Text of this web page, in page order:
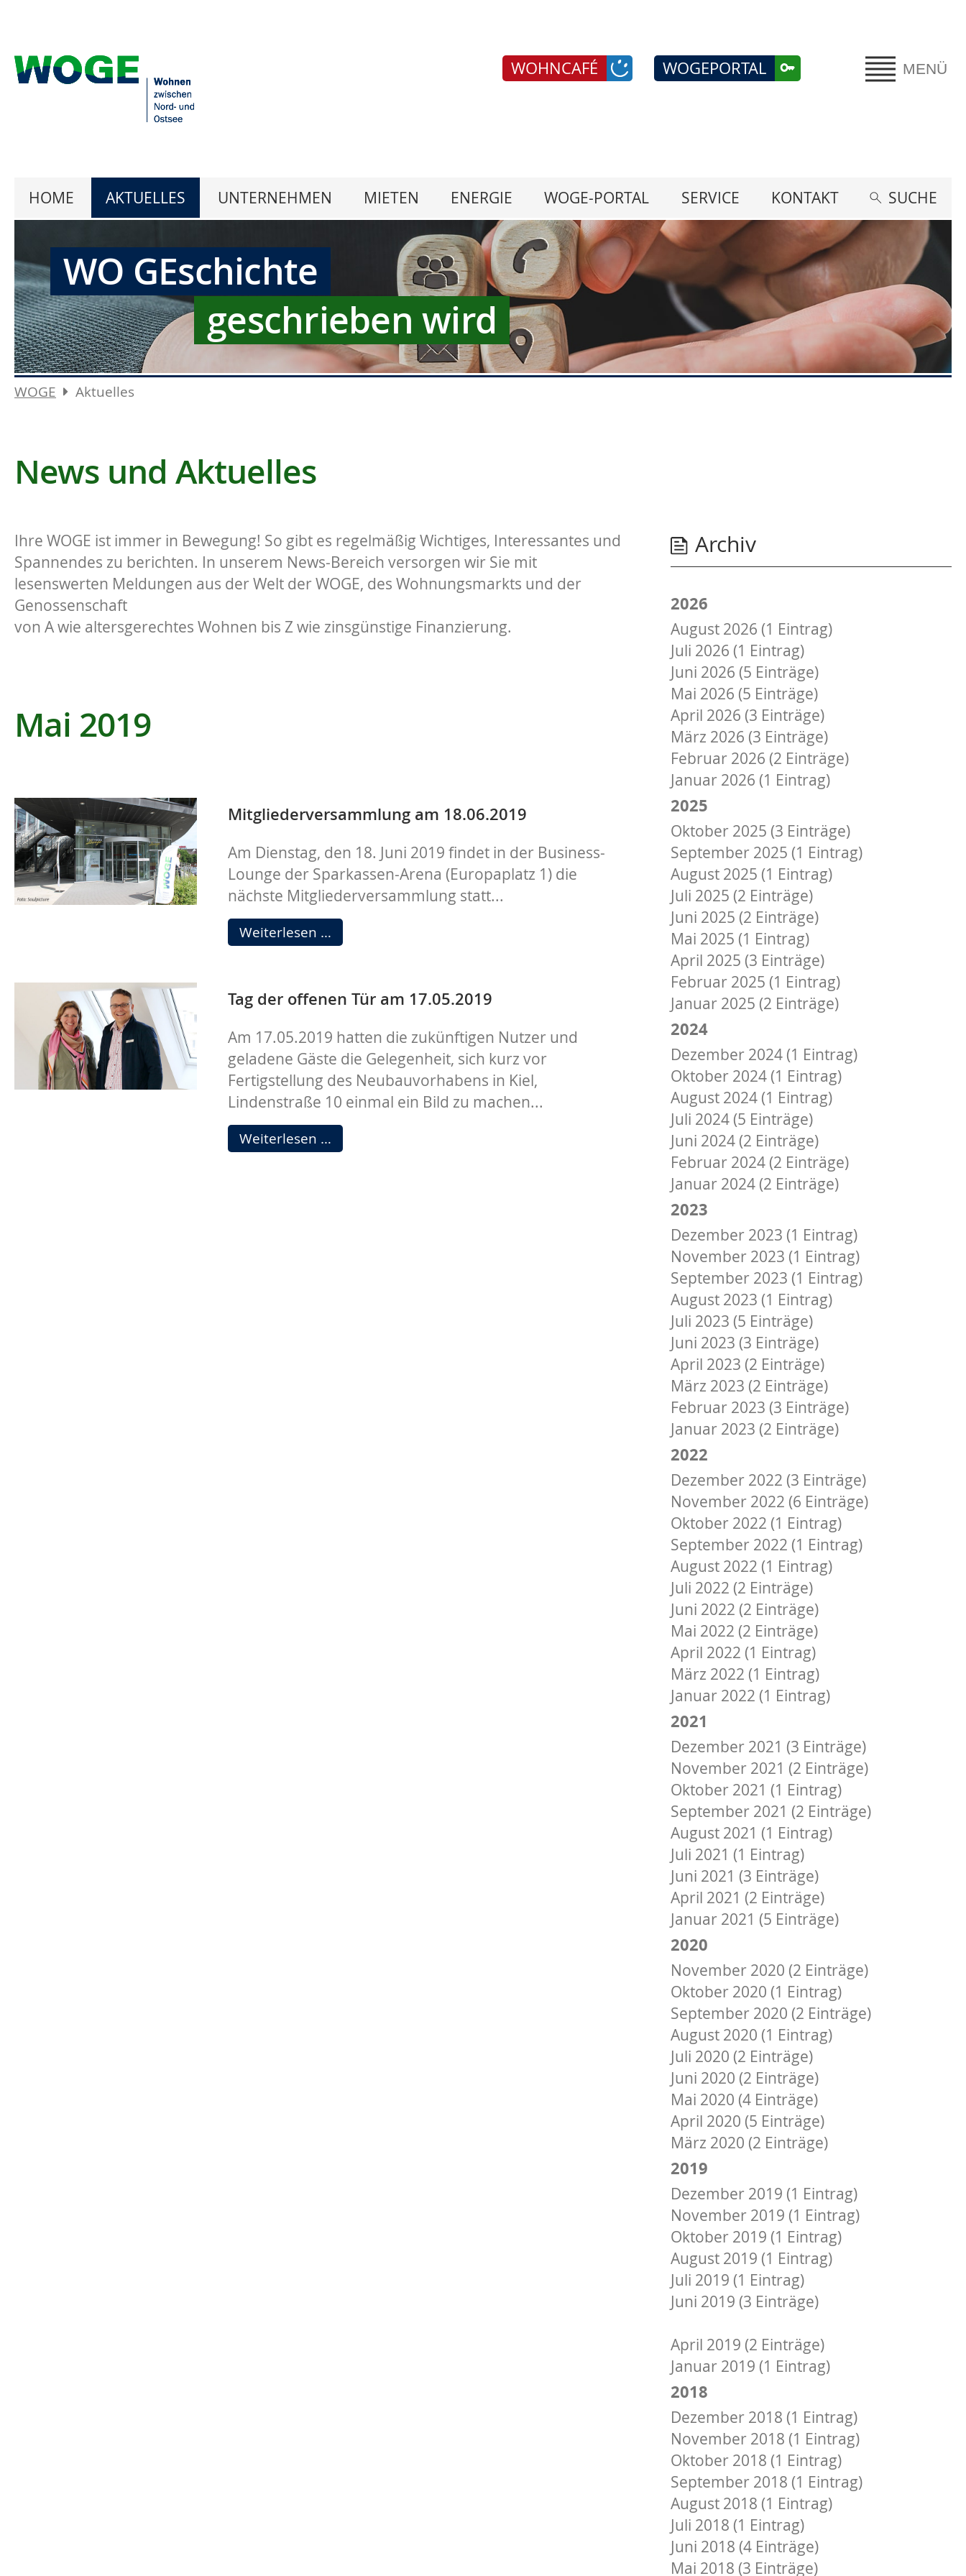
MENÜ
WOGEPORTAL
WOHNCAFÉ
HOME AKTUELLES UNTERNEHMEN MIETEN ENERGIE WOGE-PORTAL SERVICE KONTAKT SUCHE
WO GEschichte
geschrieben wird
WOGE Aktuelles
News und Aktuelles
Ihre WOGE ist immer in Bewegung! So gibt es regelmäßig Wichtiges, Interessantes und
Spannendes zu berichten. In unserem News-Bereich versorgen wir Sie mit
lesenswerten Meldungen aus der Welt der WOGE, des Wohnungsmarkts und der
Genossenschaft
von A wie altersgerechtes Wohnen bis Z wie zinsgünstige Finanzierung.
Mai 2019
Mitgliederversammlung am 18.06.2019
Am Dienstag, den 18. Juni 2019 findet in der Business-
Lounge der Sparkassen-Arena (Europaplatz 1) die
nächste Mitgliederversammlung statt...
Weiterlesen … Mitgliederversammlung
am
Tag der offenen Tür am 17.05.2019
Am 17.05.2019 hatten die zukünftigen Nutzer und
geladene Gäste die Gelegenheit, sich kurz vor
Fertigstellung des Neubauvorhabens in Kiel,
Lindenstraße 10 einmal ein Bild zu machen...
Weiterlesen … Tag
der
Archiv
2026
August 2026 (1 Eintrag)
Juli 2026 (1 Eintrag)
Juni 2026 (5 Einträge)
Mai 2026 (5 Einträge)
April 2026 (3 Einträge)
März 2026 (3 Einträge)
Februar 2026 (2 Einträge)
Januar 2026 (1 Eintrag)
2025
Oktober 2025 (3 Einträge)
September 2025 (1 Eintrag)
August 2025 (1 Eintrag)
Juli 2025 (2 Einträge)
Juni 2025 (2 Einträge)
Mai 2025 (1 Eintrag)
April 2025 (3 Einträge)
Februar 2025 (1 Eintrag)
Januar 2025 (2 Einträge)
2024
Dezember 2024 (1 Eintrag)
Oktober 2024 (1 Eintrag)
August 2024 (1 Eintrag)
Juli 2024 (5 Einträge)
Juni 2024 (2 Einträge)
Februar 2024 (2 Einträge)
Januar 2024 (2 Einträge)
2023
Dezember 2023 (1 Eintrag)
November 2023 (1 Eintrag)
September 2023 (1 Eintrag)
August 2023 (1 Eintrag)
Juli 2023 (5 Einträge)
Juni 2023 (3 Einträge)
April 2023 (2 Einträge)
März 2023 (2 Einträge)
Februar 2023 (3 Einträge)
Januar 2023 (2 Einträge)
2022
Dezember 2022 (3 Einträge)
November 2022 (6 Einträge)
Oktober 2022 (1 Eintrag)
September 2022 (1 Eintrag)
August 2022 (1 Eintrag)
Juli 2022 (2 Einträge)
Juni 2022 (2 Einträge)
Mai 2022 (2 Einträge)
April 2022 (1 Eintrag)
März 2022 (1 Eintrag)
Januar 2022 (1 Eintrag)
2021
Dezember 2021 (3 Einträge)
November 2021 (2 Einträge)
Oktober 2021 (1 Eintrag)
September 2021 (2 Einträge)
August 2021 (1 Eintrag)
Juli 2021 (1 Eintrag)
Juni 2021 (3 Einträge)
April 2021 (2 Einträge)
Januar 2021 (5 Einträge)
2020
November 2020 (2 Einträge)
Oktober 2020 (1 Eintrag)
September 2020 (2 Einträge)
August 2020 (1 Eintrag)
Juli 2020 (2 Einträge)
Juni 2020 (2 Einträge)
Mai 2020 (4 Einträge)
April 2020 (5 Einträge)
März 2020 (2 Einträge)
2019
Dezember 2019 (1 Eintrag)
November 2019 (1 Eintrag)
Oktober 2019 (1 Eintrag)
August 2019 (1 Eintrag)
Juli 2019 (1 Eintrag)
Juni 2019 (3 Einträge)
April 2019 (2 Einträge)
Januar 2019 (1 Eintrag)
2018
Dezember 2018 (1 Eintrag)
November 2018 (1 Eintrag)
Oktober 2018 (1 Eintrag)
September 2018 (1 Eintrag)
August 2018 (1 Eintrag)
Juli 2018 (1 Eintrag)
Juni 2018 (4 Einträge)
Mai 2018 (3 Einträge)